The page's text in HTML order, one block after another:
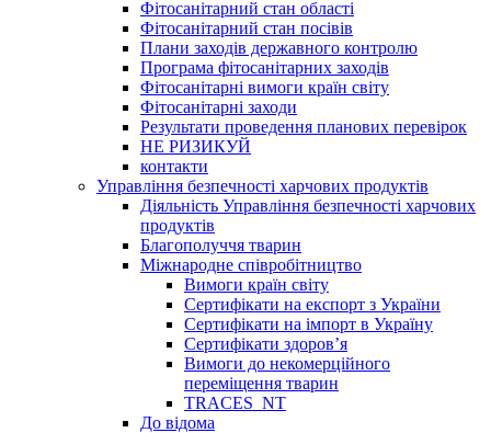
Фітосанітарний стан області
Фітосанітарний стан посівів
Плани заходів державного контролю
Програма фітосанітарних заходів
Фітосанітарні вимоги країн світу
Фітосанітарні заходи
Результати проведення планових перевірок
НЕ РИЗИКУЙ
контакти
Управління безпечності харчових продуктів
Діяльність Управління безпечності харчових
продуктів
Благополуччя тварин
Міжнародне співробітництво
Вимоги країн світу
Сертифікати на експорт з України
Сертифікати на імпорт в Україну
Сертифікати здоров’я
Вимоги до некомерційного
переміщення тварин
TRACES_NT
До відома